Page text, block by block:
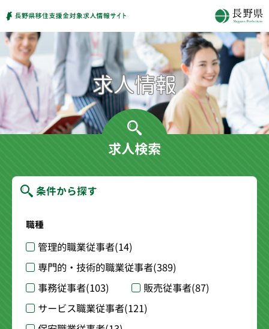
求人検索
条件から探す
職種
管理的職業従事者(14)
専門的・技術的職業従事者(389)
事務従事者(103) 販売従事者(87)
サービス職業従事者(121)